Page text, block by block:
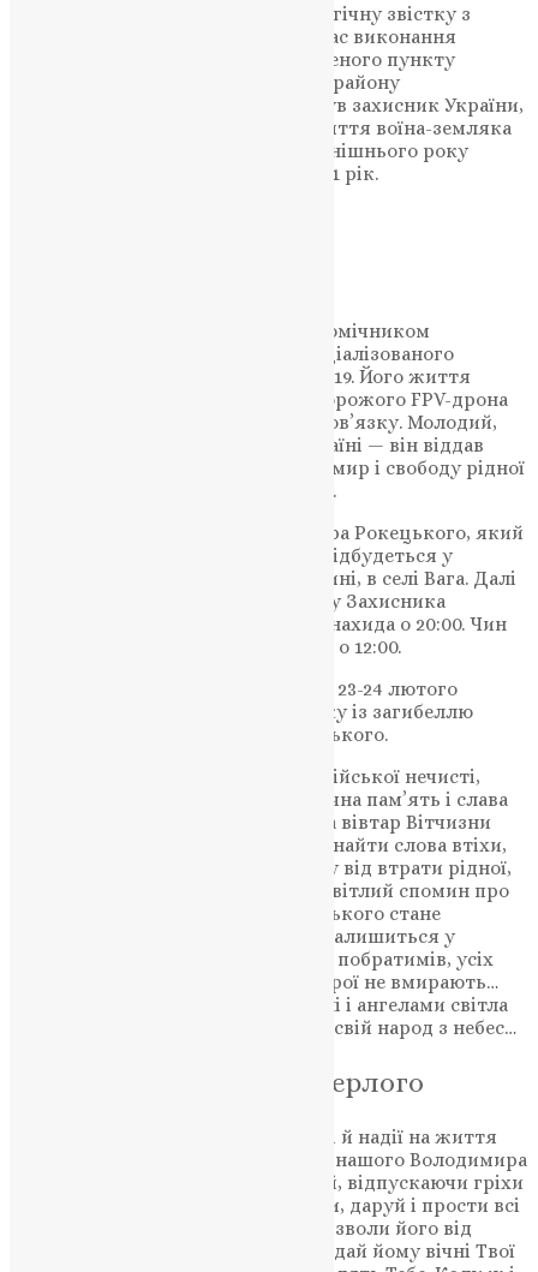
Підгаєцька громада отримала трагічну звістку з
фронту: 14 лютого 2026 року під час виконання
бойового завдання поблизу населеного пункту
Новопавлівка Синельниківського району
Дніпропетровської області загинув захисник України,
солдат Володимир Рокецький. Життя воїна-земляка
тільки починалося – 2 березня нинішнього року
Володимиру виповнився б лише 21 рік.
«Володимир служив стрільцем-помічником
гранатометника штурмового спеціалізованого
підрозділу військової частини А1619. Його життя
обірвалося внаслідок влучання ворожого FPV-дрона
під час виконання військового обов’язку. Молодий,
відважний, вірний присязі та Україні — він віддав
найдорожче за наше майбутнє, за мир і свободу рідної
землі.», – повідомляють у громаді.
Зустріч земляка-героя Володимира Рокецького, який
повертається додому «на щиті», відбудеться у
понеділок, 23 лютого, об 11:00 годині, в селі Вага. Далі
кортеж вирушить до рідного дому Захисника
Батьківщини у місто Підгайці. Панахида о 20:00. Чин
похорону — у вівторок, 24 лютого, о 12:00.
На території Підгаєцької громади 23-24 лютого
оголошено днями жалоби у зв’язку із загибеллю
воїна-земляка Володимира Рокецького.
«Захищаючи Батьківщину від російської нечисті,
гинуть найкращі сини України. Вічна пам’ять і слава
відважному Воїну, який поклав на вівтар Вітчизни
найцінніше – своє життя! Важко знайти слова втіхи,
неможливо загоїти біль та гіркоту від втрати рідної,
близької людини. Нехай добрий, світлий спомин про
воїна-земляка Володимира Рокецького стане
сильнішим за смерть і назавжди залишиться у
пам’яті близьких, друзів, бойових побратимів, усіх
хто знав його, любив і шанував. Герої не вмирають…
Вони покидають поле бою на землі і ангелами світла
оберігають рідну Батьківщину та свій народ з небес…
Молитва за всякого померлого
Пом’яни, Господи, Боже наш, у вірі й надії на життя
вічне спочилого раба Твого, брата нашого Володимира
як Милосердний і Людинолюбний, відпускаючи гріхи
та згладжуючи неправди, полегши, даруй і прости всі
його провини вільні й невільні, визволи його від
вічної муки та вогню геєнського і дай йому вічні Твої